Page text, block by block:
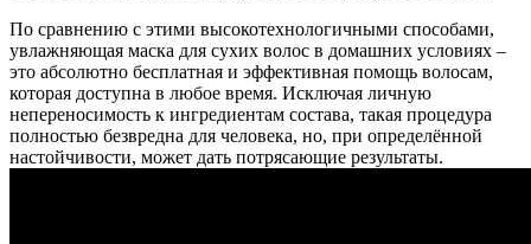
По сравнению с этими высокотехнологичными способами,
увлажняющая маска для сухих волос в домашних условиях –
это абсолютно бесплатная и эффективная помощь волосам,
которая доступна в любое время. Исключая личную
непереносимость к ингредиентам состава, такая процедура
полностью безвредна для человека, но, при определённой
настойчивости, может дать потрясающие результаты.